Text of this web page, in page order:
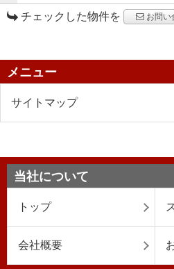
チェックした物件を お問い
メニュー
サイトマップ
当社について
トップ
会社概要